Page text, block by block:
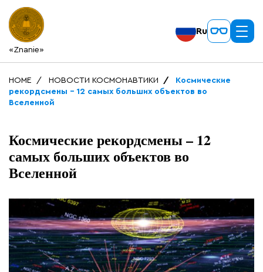
«Znanie»
Ru
HOME НОВОСТИ КОСМОНАВТИКИ
Космические
рекордсмены – 12 самых больших объектов во
Вселенной
Космические рекордсмены – 12
самых больших объектов во
Вселенной